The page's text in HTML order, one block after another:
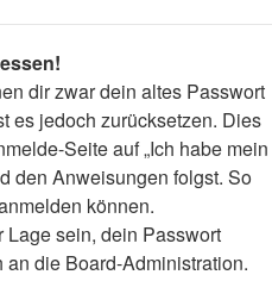
dir zwar dein altes Passwort
es jedoch zurücksetzen. Dies
Seite auf „Ich habe mein
den Anweisungen folgst. So
können.
Lage sein, dein Passwort
die Board-Administration.